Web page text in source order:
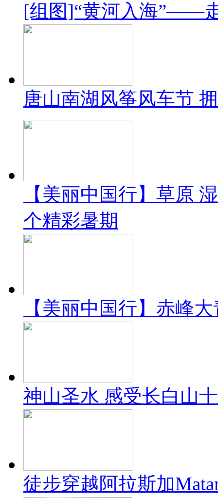
[组图]“黄河入海”——
唐山南湖风筝风车节
【美丽中国行】草原
个精彩暑期
【美丽中国行】赤峰
神山圣水 感受长白山
徒步穿越阿拉斯加